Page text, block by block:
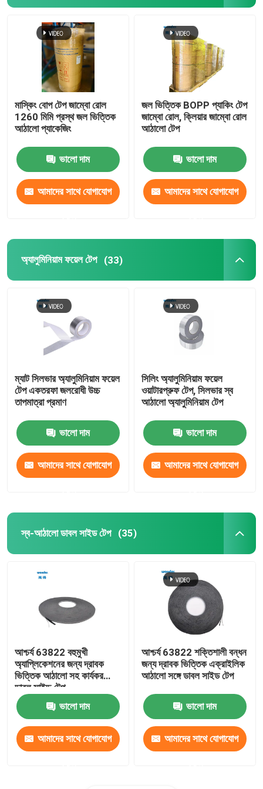
ন্যানো টেপ রোল
আঠালো মাস্কিং টেপ
কাপড়ের ডাক্ট টেপ
ক্রাফট পেপার টেপ
মাস্কিং বোপ টেপ জাম্বো রোল
1260 মিমি প্রস্থ জল ভিত্তিক
আঠালো প্যাকেজিং
ভালো দাম
আমাদের সাথে যোগাযোগ
জল ভিত্তিক BOPP প্যাকিং টেপ
জাম্বো রোল, ক্লিয়ার জাম্বো রোল
আঠালো টেপ
ভালো দাম
আমাদের সাথে যোগাযোগ
অ্যালুমিনিয়াম ফয়েল টেপ (33)
ম্যাট সিলভার অ্যালুমিনিয়াম ফয়েল
টেপ একতরফা জলরোধী উচ্চ
তাপমাত্রা প্রমাণ
ভালো দাম
আমাদের সাথে যোগাযোগ
সিলিং অ্যালুমিনিয়াম ফয়েল
ওয়াটারপ্রুফ টেপ, সিলভার স্ব
আঠালো অ্যালুমিনিয়াম টেপ
ভালো দাম
আমাদের সাথে যোগাযোগ
স্ব-আঠালো ডাবল সাইড টেপ (35)
আশ্চর্য 63822 বহুমুখী
অ্যাপ্লিকেশনের জন্য দ্রাবক
ভিত্তিক আঠালো সহ কার্যকর
ডাবল সাইড টেপ
ভালো দাম
আমাদের সাথে যোগাযোগ
আশ্চর্য 63822 শক্তিশালী বন্ধন
জন্য দ্রাবক ভিত্তিক এক্রাইলিক
আঠালো সঙ্গে ডাবল সাইড টেপ
ভালো দাম
আমাদের সাথে যোগাযোগ